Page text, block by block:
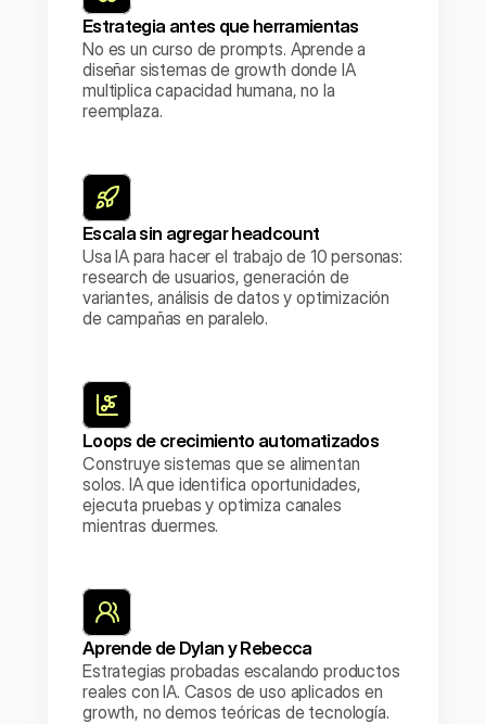
Estrategia antes que herramientas
No es un curso de prompts. Aprende a
diseñar sistemas de growth donde IA
multiplica capacidad humana, no la
reemplaza.
Escala sin agregar headcount
Usa IA para hacer el trabajo de 10 personas:
research de usuarios, generación de
variantes, análisis de datos y optimización
de campañas en paralelo.
Loops de crecimiento automatizados
Construye sistemas que se alimentan
solos. IA que identifica oportunidades,
ejecuta pruebas y optimiza canales
mientras duermes.
Aprende de Dylan y Rebecca
Estrategias probadas escalando productos
reales con IA. Casos de uso aplicados en
growth, no demos teóricas de tecnología.